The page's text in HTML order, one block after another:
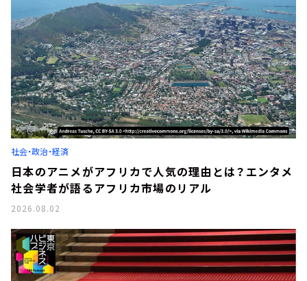
社会・政治・経済
日本のアニメがアフリカで人気の理由とは？エンタメ
社会学者が語るアフリカ市場のリアル
2026.08.02